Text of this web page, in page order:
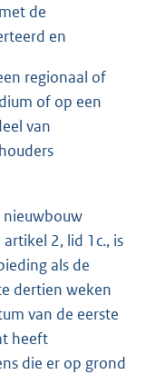
de
en
regionaal of
of op een
van
nieuwbouw
2, lid 1c., is
als de
dertien weken
van de eerste
heeft
die er op grond